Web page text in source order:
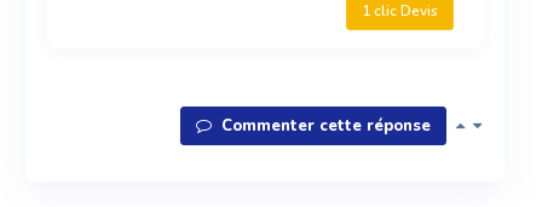
1 clic Devis
Commenter cette réponse